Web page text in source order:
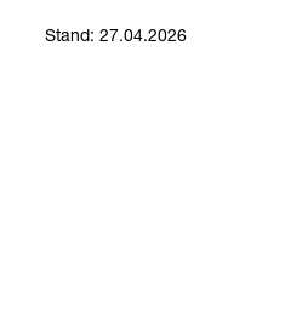
Stand: 27.04.2026